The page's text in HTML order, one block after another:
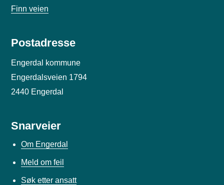
Finn veien
Postadresse
Engerdal kommune
Engerdalsveien 1794
2440 Engerdal
Snarveier
Om Engerdal
Meld om feil
Søk etter ansatt